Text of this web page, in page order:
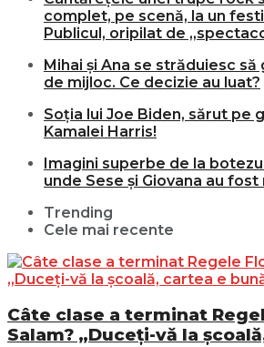
complet, pe scenă, la un
Publicul, oripilat de
Mihai și Ana se străduiesc să
de mijloc. Ce decizie au luat?
Soția lui Joe Biden, sărut pe
Kamalei Harris!
Imagini superbe de la
unde Sese și Giovana au fost
Trending
Cele mai recente
Câte clase a terminat
Salam? „Duceți-vă la